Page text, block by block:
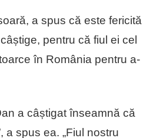
a spus că este fericită
pentru că fiul ei cel
în România pentru a-
a câștigat înseamnă că
a spus ea. „Fiul nostru